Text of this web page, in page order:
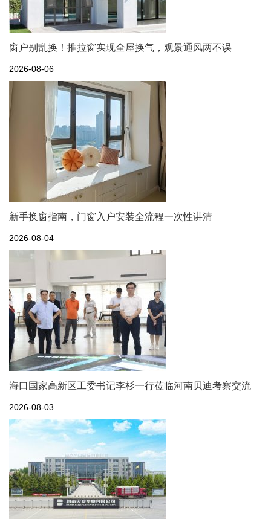
窗户别乱换！推拉窗实现全屋换气，观景通风两不误
2026-08-06
新手换窗指南，门窗入户安装全流程一次性讲清
2026-08-04
海口国家高新区工委书记李杉一行莅临河南贝迪考察交流
2026-08-03